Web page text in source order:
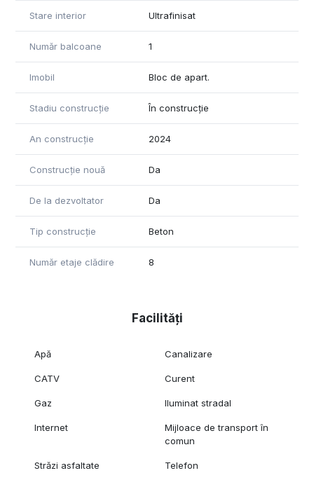
Stare interior Ultrafinisat
Număr balcoane 1
Imobil Bloc de apart.
Stadiu construcție În construcție
An construcție 2024
Construcție nouă Da
De la dezvoltator Da
Tip construcție Beton
Număr etaje clădire 8
Facilități
Apă Canalizare
CATV Curent
Gaz Iluminat stradal
Internet
Mijloace de transport în
comun
Străzi asfaltate Telefon